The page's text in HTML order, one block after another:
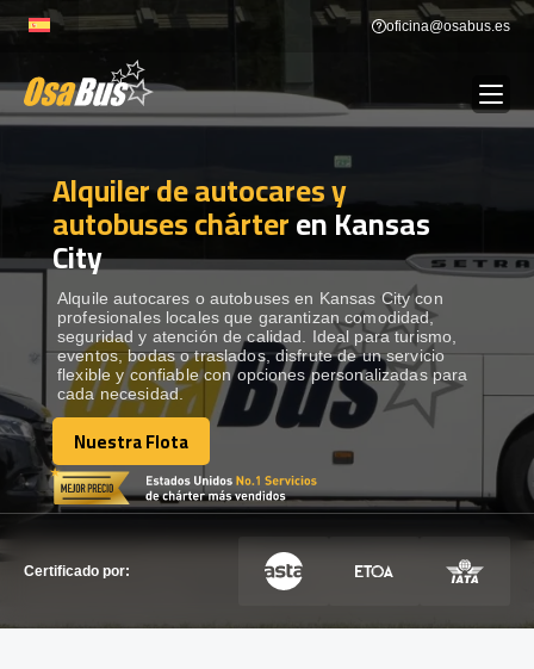
to
oficina@osabus.es
ALQUILER DE AUTOCARES
DESTINOS Show dropdown
RECORRIDAS Show dropdown
FLOTA
CONTÁCTENOS
CONTÁCTENOS
Alquiler de autocares y
autobuses chárteren Kansas
City
Alquile autocares o autobuses en Kansas City con
profesionales locales que garantizan comodidad,
seguridad y atención de calidad. Ideal para turismo,
eventos, bodas o traslados, disfrute de un servicio
flexible y confiable con opciones personalizadas para
cada necesidad.
Nuestra Flota
Nuestra Flota
Certificado por: